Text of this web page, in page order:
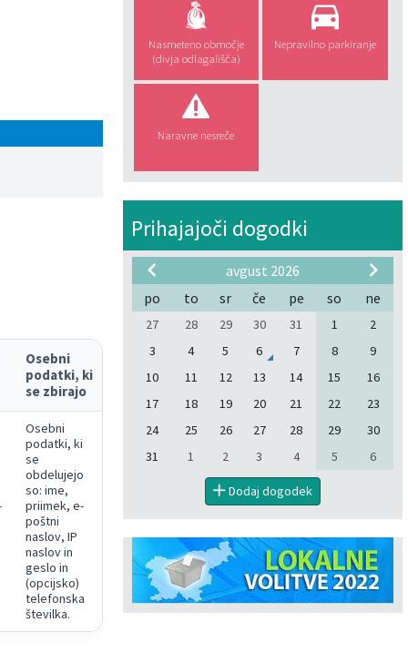
Osebni
podatki, ki
se zbirajo
Osebni
podatki, ki
se
obdelujejo
so: ime,
priimek, e-
poštni
naslov, IP
naslov in
geslo in
(opcijsko)
telefonska
številka.
Nasmeteno območje
(divja odlagališča)
Nepravilno parkiranje
Naravne nesreče
Prihajajoči dogodki
avgust 2026
po
to sr če pe so ne
27 28 29 30 31 1
2
3
4 5 6 7 8
9
10
11 12 13 14 15
16
17
18 19 20 21 22
23
24
25 26 27 28 29
30
31
1 2 3 4 5 6
Dodaj dogodek